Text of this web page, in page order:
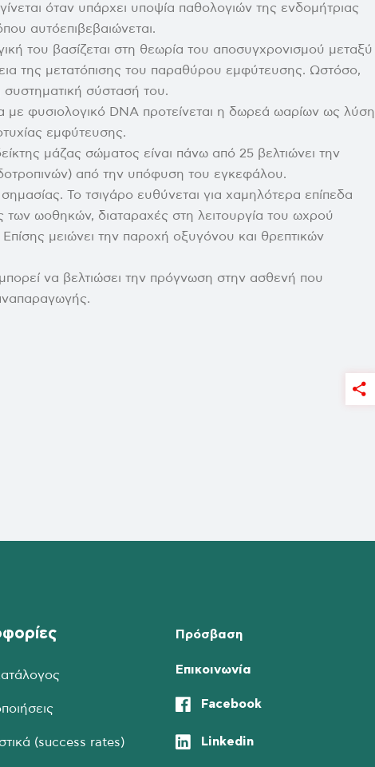
όταν υπάρχει υποψία παθολογιών της ενδομήτριας
αυτόεπιβεβαιώνεται.
του βασίζεται στη θεωρία του αποσυγχρονισμού μεταξύ
της μετατόπισης του παραθύρου εμφύτευσης. Ωστόσο,
συστηματική σύστασή του.
με φυσιολογικό DNA προτείνεται η δωρεά ωαρίων ως λύση
εμφύτευσης.
μάζας σώματος είναι πάνω από 25 βελτιώνει την
από την υπόφυση του εγκεφάλου.
Το τσιγάρο ευθύνεται για χαμηλότερα επίπεδα
των ωοθηκών, διαταραχές στη λειτουργία του ωχρού
μειώνει την παροχή οξυγόνου και θρεπτικών
να βελτιώσει την πρόγνωση στην ασθενή που
(success rates)
Πρόσβαση
Επικοινωνία
Facebook
Linkedin